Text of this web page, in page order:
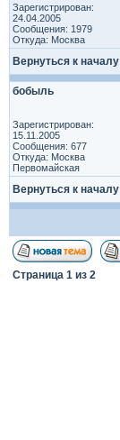
Зарегистрирован:
24.04.2005
Сообщения: 1979
Откуда: Москва
Вернуться к началу
бобыль
Зарегистрирован:
15.11.2005
Сообщения: 677
Откуда: Москва
Первомайская
Вернуться к началу
Страница 1 из 2